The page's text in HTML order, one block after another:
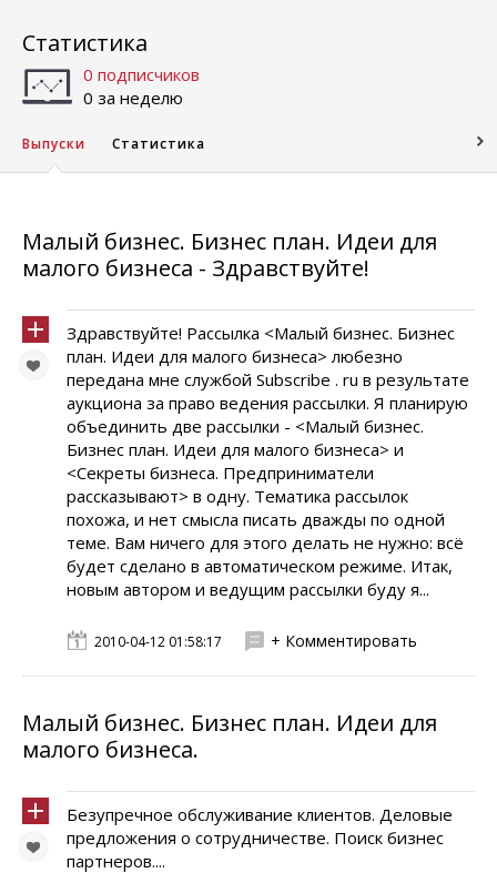
Статистика
0 подписчиков
0 за неделю
Выпуски Статистика
Малый бизнес. Бизнес план. Идеи для
малого бизнеса - Здравствуйте!
Здравствуйте! Рассылка <Малый бизнес. Бизнес
план. Идеи для малого бизнеса> любезно
передана мне службой Subscribe . ru в результате
аукциона за право ведения рассылки. Я планирую
объединить две рассылки - <Малый бизнес.
Бизнес план. Идеи для малого бизнеса> и
<Секреты бизнеса. Предприниматели
рассказывают> в одну. Тематика рассылок
похожа, и нет смысла писать дважды по одной
теме. Вам ничего для этого делать не нужно: всё
будет сделано в автоматическом режиме. Итак,
новым автором и ведущим рассылки буду я...
2010-04-12 01:58:17 + Комментировать
Малый бизнес. Бизнес план. Идеи для
малого бизнеса.
Безупречное обслуживание клиентов. Деловые
предложения о сотрудничестве. Поиск бизнес
партнеров....